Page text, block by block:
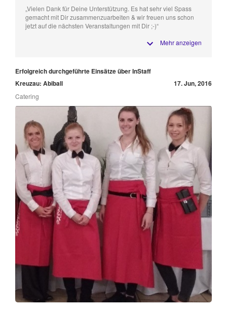
„Vielen Dank für Deine Unterstützung. Es hat sehr viel Spass
gemacht mit Dir zusammenzuarbeiten & wir freuen uns schon
jetzt auf die nächsten Veranstaltungen mit Dir ;-)“
Mehr anzeigen
Erfolgreich durchgeführte Einsätze über InStaff
Kreuzau: Abiball
17. Jun, 2016
Catering